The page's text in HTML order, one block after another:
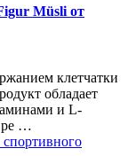
Müsli от
клетчатки
обладает
и L-
…